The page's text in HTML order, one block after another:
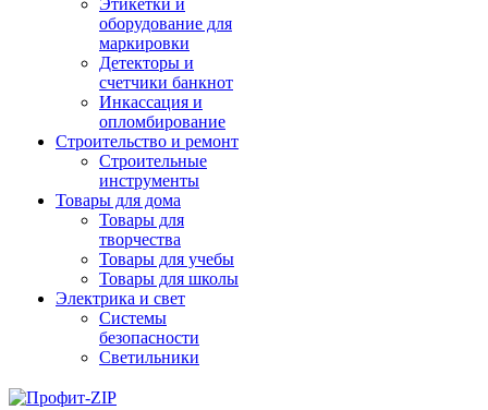
Этикетки и
оборудование для
маркировки
Детекторы и
счетчики банкнот
Инкассация и
опломбирование
Строительство и ремонт
Строительные
инструменты
Товары для дома
Товары для
творчества
Товары для учебы
Товары для школы
Электрика и свет
Системы
безопасности
Светильники